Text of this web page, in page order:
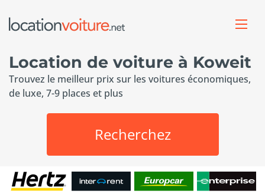
Location de voiture à Koweit
Trouvez le meilleur prix sur les voitures économiques,
de luxe, 7-9 places et plus
Recherchez